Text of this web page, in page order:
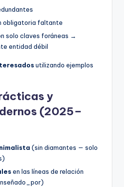
obligatoria faltante
solo claves foráneas →
entidad débil
utilizando ejemplos
y
(2025–
(sin diamantes — solo
en las líneas de relación